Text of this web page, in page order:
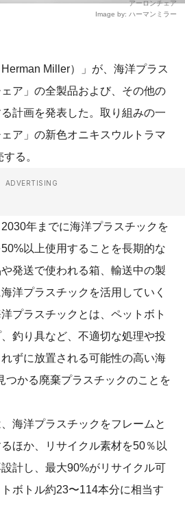
アーロンチェア
Image by: ハーマンミラー
Miller）」が、海洋プラス
ア」の全製品および、その他の
計画を発表した。取り組みの一
ア」の新色オニキスウルトラマ
る。
ADVERTISING
年までに海洋プラスチックを
以上使用することを長期的な
発送で使われる箱、輸送中の製
洋プラスチックを活用していく
プラスチックとは、ペットボト
釣り具など、不適切な処理や投
ずに放置される可能性の高い海
つかる廃棄プラスチックのことを
海洋プラスチックをフレームと
ほか、リサイクル素材を50％以
設計し、最大90%がリサイクル可
ボトル約23〜114本分に相当す